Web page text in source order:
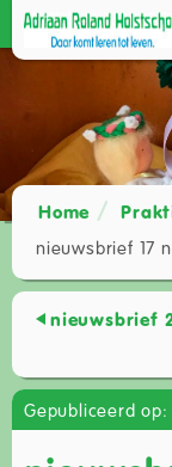
Home
nieuwsbrief 17
nieuwsbrief
Gepubliceerd op: